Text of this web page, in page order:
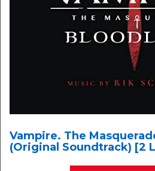
Vampire. The
(Original Soundtrack) [2